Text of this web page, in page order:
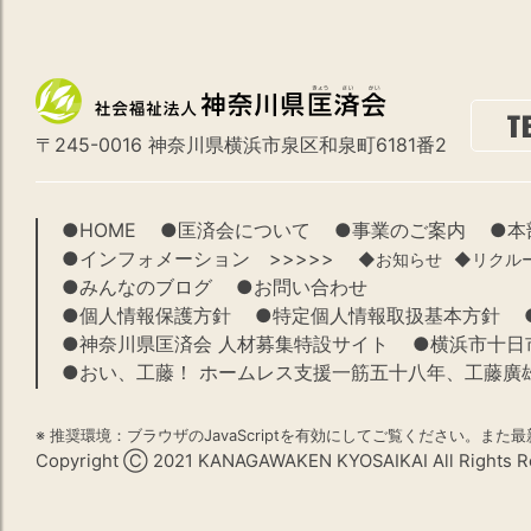
〒245-0016 神奈川県横浜市泉区和泉町6181番2
●HOME ●匡済会について ●事業のご案内
●本
●インフォメーション >>>>>
◆お知らせ ◆リクル
●みんなのブログ
●お問い合わせ
●個人情報保護方針
●特定個人情報取扱基本方針
●神奈川県匡済会 人材募集特設サイト
●横浜市十日
●おい、工藤！ ホームレス支援一筋五十八年、工藤廣
※ 推奨環境：ブラウザのJavaScriptを有効にしてご覧ください。また
Copyright Ⓒ 2021 KANAGAWAKEN KYOSAIKAI All Rights